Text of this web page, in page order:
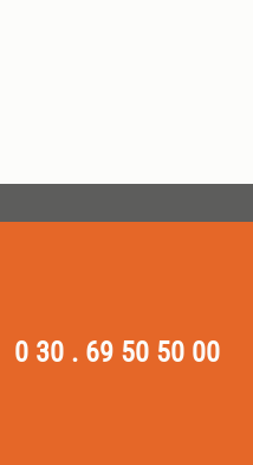
0 30 . 69 50 50 00